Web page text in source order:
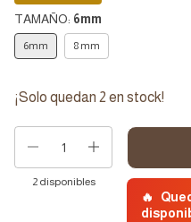
TAMAÑO: 6mm
6mm 8 mm
¡Solo quedan 2 en stock!
2 disponibles
🔥